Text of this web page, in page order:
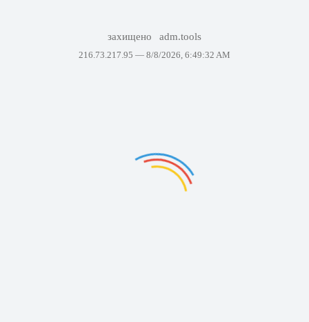
захищено adm.tools
216.73.217.95 — 8/8/2026, 6:49:32 AM